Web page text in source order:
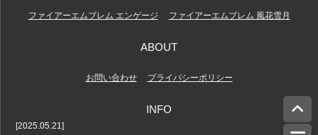
ファイアーエムブレム エンゲージ ファイアーエムブレム 風花雪月
ABOUT
お問い合わせ プライバシーポリシー
INFO
[2025.05.21]